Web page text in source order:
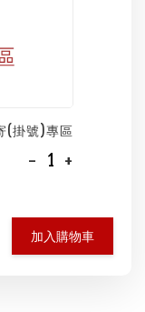
(掛號)專區
- +
加入購物車